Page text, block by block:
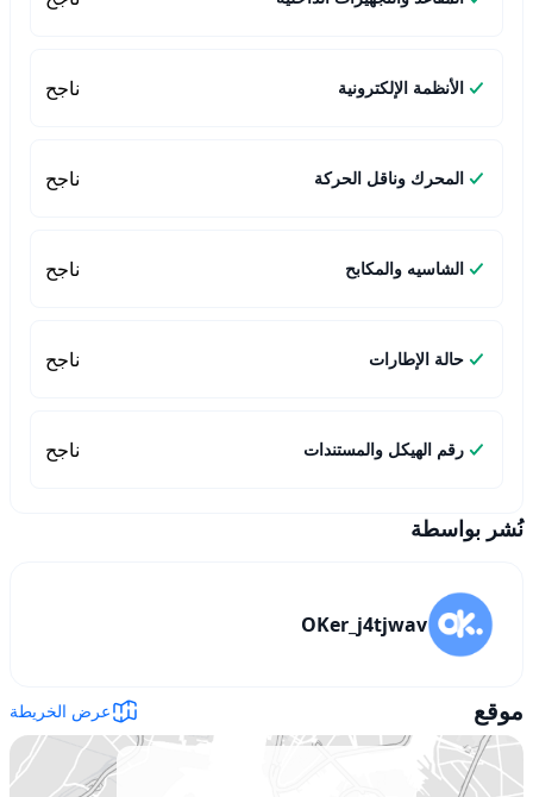
الأنظمة الإلكترونية ناجح
المحرك وناقل الحركة ناجح
الشاسيه والمكابح ناجح
حالة الإطارات ناجح
رقم الهيكل والمستندات ناجح
نُشر بواسطة
OKer_j4tjwav
موقع عرض الخريطة